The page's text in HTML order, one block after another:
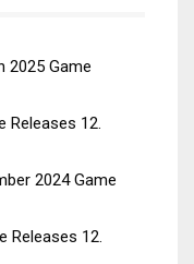
2025 Game
Releases 12.
2024 Game
Releases 12.